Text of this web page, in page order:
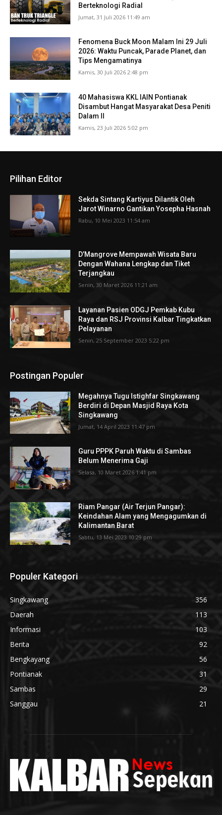
Berteknologi Radial
Jumat, 31 Juli 2026 11:49 am
Fenomena Buck Moon Malam Ini 29 Juli
2026: Waktu Puncak, Parade Planet, dan
Tips Mengamatinya
Kamis, 30 Juli 2026 2:48 pm
40 Mahasiswa KKL IAIN Pontianak
Disambut Hangat Masyarakat Desa Peniti
Dalam II
Kamis, 23 Juli 2026 5:02 pm
Pilihan Editor
Sekda Sintang Kartiyus Dilantik Oleh
Jarot Winarno Gantikan Yosepha Hasnah
Rabu, 10 Mei 2023 11:54 am
D’Mangrove Mempawah Wisata Baru
Dengan Wahana Lengkap dan Tiket
Terjangkau
Senin, 30 Maret 2026 11:21 am
Layanan Pasien ODGJ Pemkab Kubu
Raya dan RSJ Provinsi Kalbar Tingkatkan
Pelayanan
Senin, 25 September 2023 5:22 pm
Postingan Populer
Megahnya Tugu Istighfar Singkawang
Berdiri di Depan Masjid Raya Kota
Singkawang
Jumat, 14 April 2023 11:47 pm
Guru PPPK Paruh Waktu di Sambas
Belum Menerima Gaji
Selasa, 10 Maret 2026 1:41 pm
Riam Pangar (Air Terjun Pangar):
Keindahan Alam yang Mengagumkan di
Kalimantan Barat
Sabtu, 13 Mei 2023 10:29 pm
Populer Kategori
Singkawang
356
Daerah
113
Informasi
103
Berita
92
Bengkayang
56
Pontianak
31
Sambas
29
Sanggau
21